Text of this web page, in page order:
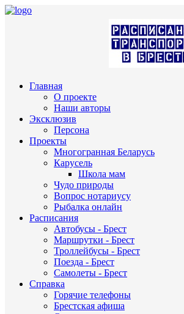
Главная
О проекте
Наши авторы
Эксклюзив
Персона
Проекты
Многогранная Беларусь
Карусель
Школа мам
Чудо природы
Вопрос нотариусу
Рыбалка онлайн
Расписания
Автобусы - Брест
Маршрутки - Брест
Троллейбусы - Брест
Поезда - Брест
Самолеты - Брест
Справка
Горячие телефоны
Брестская афиша